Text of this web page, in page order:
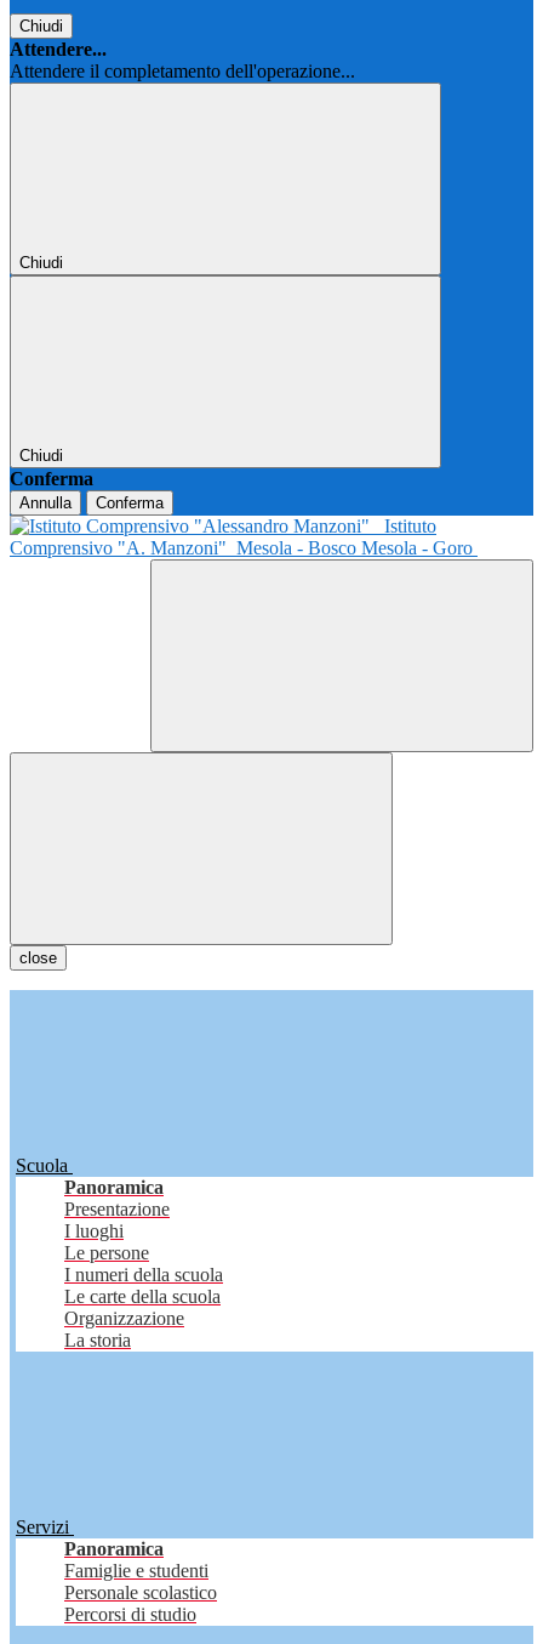
Chiudi
Attendere...
Attendere il completamento dell'operazione...
Chiudi
Chiudi
Conferma
Annulla Conferma
Istituto
Comprensivo "A. Manzoni" Mesola - Bosco Mesola - Goro
close
Scuola
Panoramica
Presentazione
I luoghi
Le persone
I numeri della scuola
Le carte della scuola
Organizzazione
La storia
Servizi
Panoramica
Famiglie e studenti
Personale scolastico
Percorsi di studio